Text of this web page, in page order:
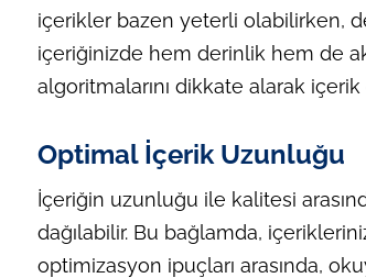
içerikler bazen yeterli olabilirken,
içeriğinizde hem derinlik hem de
algoritmalarını dikkate alarak
Optimal İçerik Uzunluğu
İçeriğin uzunluğu ile kalitesi
dağılabilir. Bu bağlamda,
optimizasyon ipuçları arasında,